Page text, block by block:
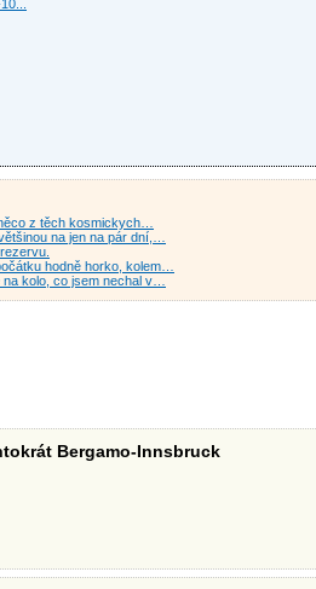
z těch kosmickych…
na jen na pár dní,…
hodně horko, kolem…
kolo, co jsem nechal v…
Bergamo-Innsbruck